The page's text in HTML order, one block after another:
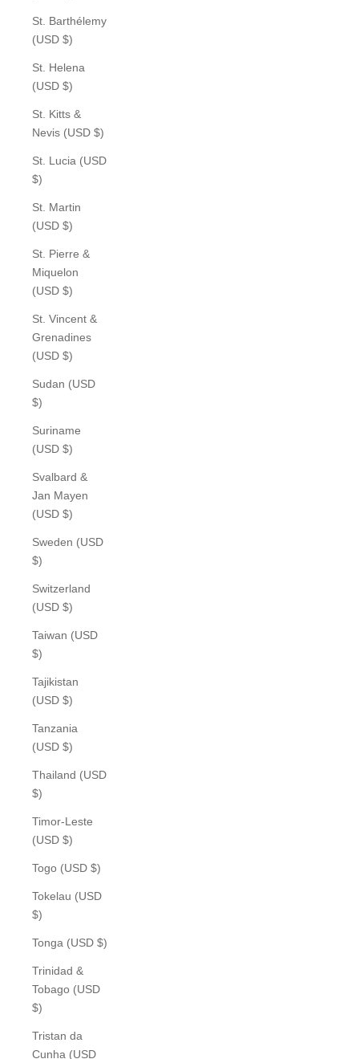
St. Barthélemy
(USD $)
St. Helena
(USD $)
St. Kitts &
Nevis (USD $)
St. Lucia (USD
$)
St. Martin
(USD $)
St. Pierre &
Miquelon
(USD $)
St. Vincent &
Grenadines
(USD $)
Sudan (USD
$)
Suriname
(USD $)
Svalbard &
Jan Mayen
(USD $)
Sweden (USD
$)
Switzerland
(USD $)
Taiwan (USD
$)
Tajikistan
(USD $)
Tanzania
(USD $)
Thailand (USD
$)
Timor-Leste
(USD $)
Togo (USD $)
Tokelau (USD
$)
Tonga (USD $)
Trinidad &
Tobago (USD
$)
Tristan da
Cunha (USD